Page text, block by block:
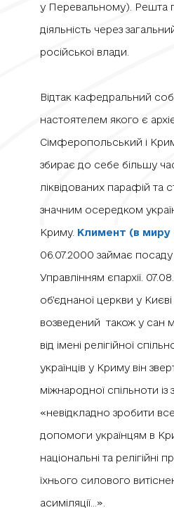
у Перевальному). Решта
діяльність через
російської влади.
Відтак кафедральний
настоятелем якого є
Сімферопольський і
збирає до себе більшу
ліквідованих парафій та
значним осередком
Криму. Климент (в
06.07.2000 займає
Управлінням єпархії.
об’єднаної церкви у
возведений також у сан
від імені релігійної
українців у Криму він
міжнародної спільноти із
«невідкладно зробити
допомоги українцям в
національні та релігійні
їхнього силового
асиміляції...».